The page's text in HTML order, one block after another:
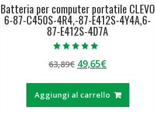
Batteria per computer portatile CLEVO
6-87-C450S-4R4,-87-E412S-4Y4A,6-
87-E412S-4D7A
5.00
su 5
63,89€ Il
originale
era:
49,65€Il
attuale
è:
Aggiungi al carrello